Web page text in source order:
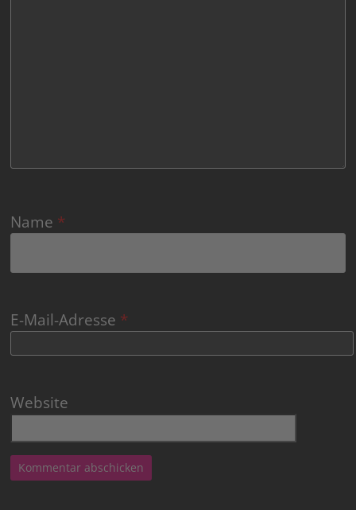
Name *
E-Mail-Adresse *
Website